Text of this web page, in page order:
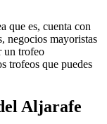
que es, cuenta con
negocios mayoristas
un trofeo
trofeos que puedes
Aljarafe